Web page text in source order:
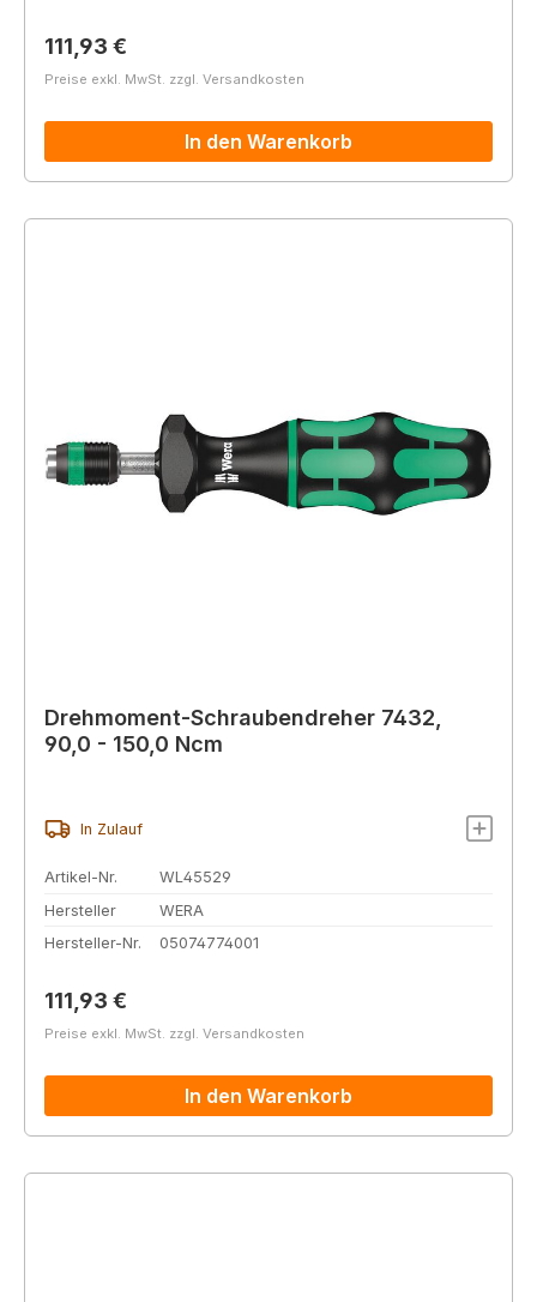
Regulärer Preis:
111,93 €
Preise exkl. MwSt. zzgl. Versandkosten
In den Warenkorb
Drehmoment-Schraubendreher 7432,
90,0 - 150,0 Ncm
In Zulauf
Artikel-Nr.
WL45529
Hersteller
WERA
Hersteller-Nr.
05074774001
Regulärer Preis:
111,93 €
Preise exkl. MwSt. zzgl. Versandkosten
In den Warenkorb